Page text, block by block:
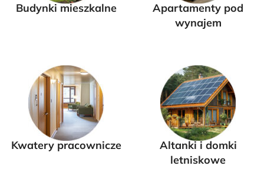
Budynki mieszkalne
Apartamenty pod
wynajem
Kwatery pracownicze
Altanki i domki
letniskowe